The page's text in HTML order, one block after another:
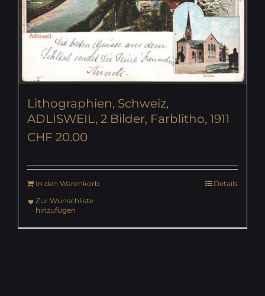
Lithographien, Schweiz,
ADLISWEIL, 2 Bilder, Farblitho, 1911
CHF 20.00
In den Warenkorb
Details
Zur Wunschliste
hinzufügen